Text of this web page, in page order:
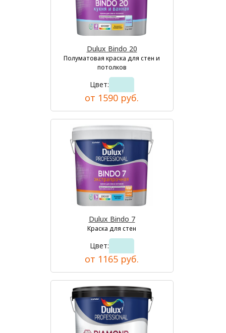
Dulux Bindo 20
Полуматовая краска для стен и
потолков
Цвет:
от 1590 руб.
Dulux Bindo 7
Краска для стен
Цвет:
от 1165 руб.